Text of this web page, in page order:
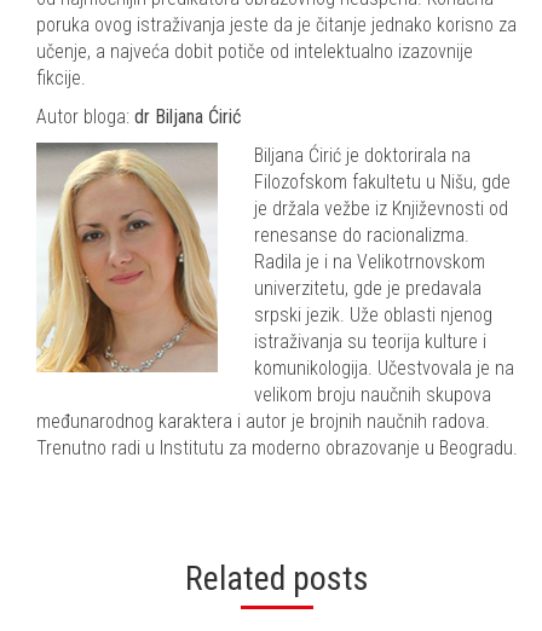
poruka ovog istraživanja jeste da je čitanje jednako korisno za
učenje, a najveća dobit potiče od intelektualno izazovnije
fikcije.
Autor bloga: dr Biljana Ćirić
Biljana Ćirić je doktorirala na
Filozofskom fakultetu u Nišu, gde
je držala vežbe iz Književnosti od
renesanse do racionalizma.
Radila je i na Velikotrnovskom
univerzitetu, gde je predavala
srpski jezik. Uže oblasti njenog
istraživanja su teorija kulture i
komunikologija. Učestvovala je na
velikom broju naučnih skupova
međunarodnog karaktera i autor je brojnih naučnih radova.
Trenutno radi u Institutu za moderno obrazovanje u Beogradu.
Related posts